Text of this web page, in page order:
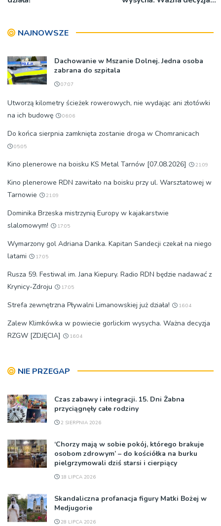
NAJNOWSZE
Dachowanie w Mszanie Dolnej. Jedna osoba
zabrana do szpitala
07:07
Utworzą kilometry ścieżek rowerowych, nie wydając ani złotówki
na ich budowę
06:06
Do końca sierpnia zamknięta zostanie droga w Chomranicach
05:05
Kino plenerowe na boisku KS Metal Tarnów [07.08.2026] 21:09
Kino plenerowe RDN zawitało na boisku przy ul. Warsztatowej w
Tarnowie
21:09
Dominika Brzeska mistrzynią Europy w kajakarstwie
slalomowym!
17:05
Wymarzony gol Adriana Danka. Kapitan Sandecji czekał na niego
latami
17:05
Rusza 59. Festiwal im. Jana Kiepury. Radio RDN będzie nadawać z
Krynicy-Zdroju
17:05
Strefa zewnętrzna Pływalni Limanowskiej już działa! 16:04
Zalew Klimkówka w powiecie gorlickim wysycha. Ważna decyzja
RZGW [ZDJĘCIA]
16:04
NIE PRZEGAP
Czas zabawy i integracji. 15. Dni Żabna
przyciągnęły całe rodziny
2 SIERPNIA 2026
‘Chorzy mają w sobie pokój, którego brakuje
osobom zdrowym’ – do kościółka na burku
pielgrzymowali dziś starsi i cierpiący
18 LIPCA 2026
Skandaliczna profanacja figury Matki Bożej w
Medjugorie
28 LIPCA 2026